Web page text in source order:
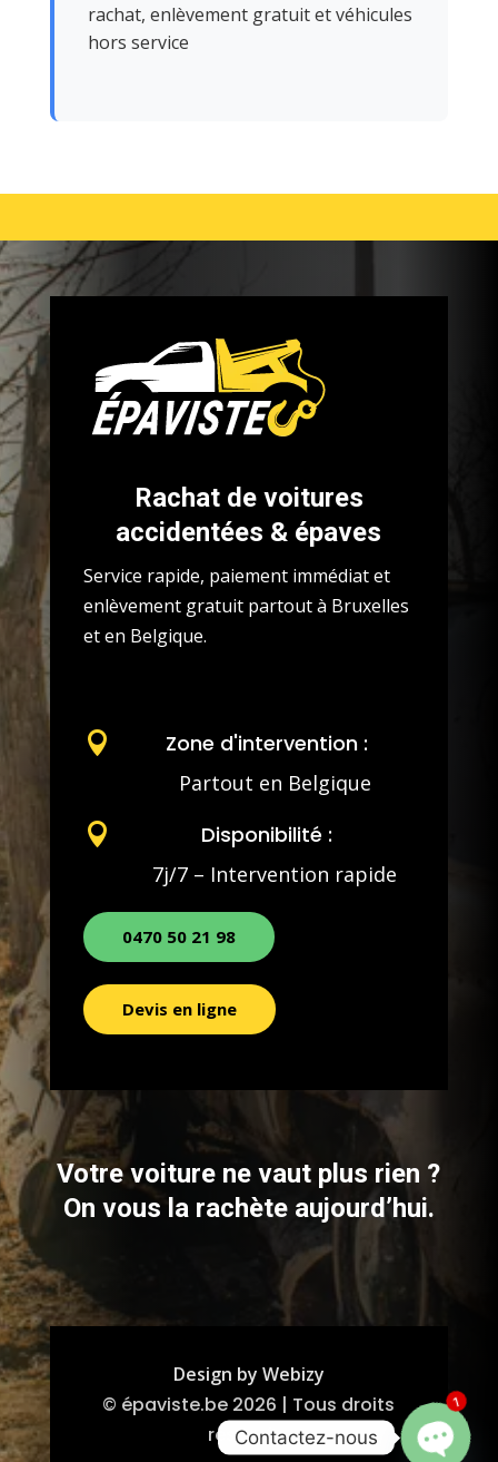
rachat, enlèvement gratuit et véhicules
hors service
Rachat de voitures
accidentées & épaves
Service rapide, paiement immédiat et
enlèvement gratuit partout à Bruxelles
et en Belgique.
 Zone d'intervention :
Partout en Belgique
 Disponibilité :
7j/7 – Intervention rapide
0470 50 21 98
Devis en ligne
Votre voiture ne vaut plus rien ?
On vous la rachète aujourd’hui.
© épaviste.be 2026 | Tous droits
réservés.
Design by Webizy
Contactez-nous